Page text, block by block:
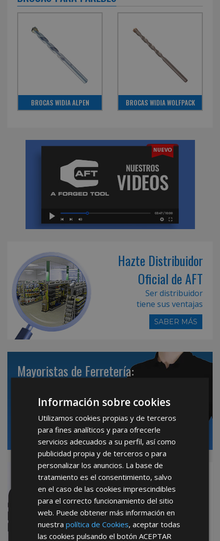
BROCAS WIDIA ALPEN BROCAS WIDIA WOLFPACK
Hazte Distribuidor
Oficial de AFT
Ser distribuidor
tiene sus ventajas
SABER MÁS
Mayoristas de Ferretería:
Hazte franquiciado
Maurer Point
SABER MÁS
Aplicación Oficial AFT
PARA SMARTPHONES
& TABLETS
INFÓRMATE AQUÍ
Información sobre cookies
Utilizamos cookies propias y de terceros
para fines analíticos y para ofrecerle
servicios adecuados a su perfil, así como
publicidad propia y de terceros o para
personalizar los anuncios. La base de
tratamiento es el consentimiento, salvo
en el caso de las cookies imprescindibles
para el correcto funcionamiento del sitio
web. Puede obtener más información en
nuestrapolítica de Cookies, aceptar todas
las cookies pulsando el botónACEPTAR